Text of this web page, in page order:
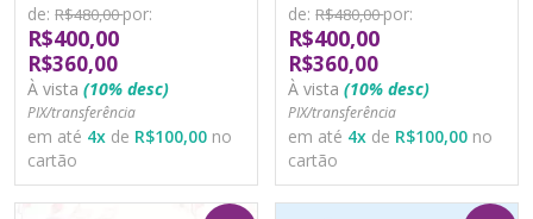
de: R$480,00por:
R$400,00
R$360,00
À vista (10% desc)
PIX/transferência
em até 4x de R$100,00 no
cartão
de: R$480,00por:
R$400,00
R$360,00
À vista (10% desc)
PIX/transferência
em até 4x de R$100,00 no
cartão